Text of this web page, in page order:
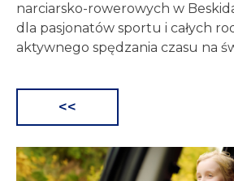
narciarsko-rowerowych w
dla pasjonatów sportu i całych
aktywnego spędzania czasu na
Nawigacja
wpisu
<<